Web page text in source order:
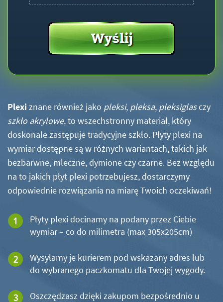
Plexi znane również jako pleksi, pleksa, pleksiglasczy
szkło akrylowe, to wszechstronny materiał, który
doskonale zastępuje tradycyjne szkło. Płyty plexi na
wymiar dostępne są w różnych wariantach, takich jak
bezbarwne, mleczne, dymione czy czarne. Bez względu
na to jakich płyt plexi potrzebujesz, dostarczymy
odpowiednie rozwiązania na miarę Twoich oczekiwań!
Płyty plexi docinamy na podany przez Ciebie
wymiar – co do milimetra (max 305x205cm)
Wysyłamy je kurierem pod wskazany adres lub
do wybranego paczkomatu dla Twojej wygody.
Oszczędzasz dzięki zakupom bezpośrednio u